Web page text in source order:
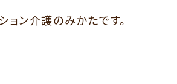
ョン介護のみかたです。